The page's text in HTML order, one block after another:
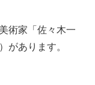
術家「佐々木一
があります。